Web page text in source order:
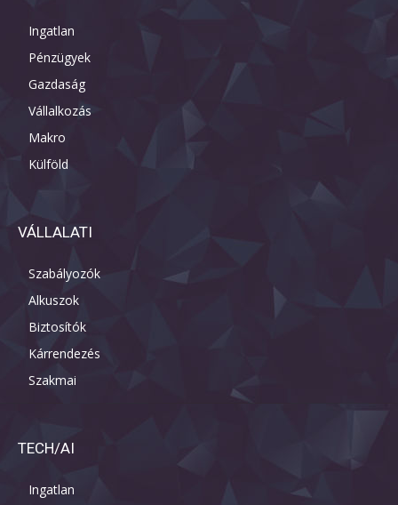
Ingatlan
Pénzügyek
Gazdaság
Vállalkozás
Makro
Külföld
VÁLLALATI
Szabályozók
Alkuszok
Biztosítók
Kárrendezés
Szakmai
TECH/AI
Ingatlan